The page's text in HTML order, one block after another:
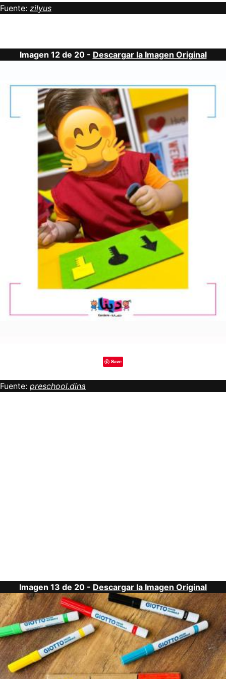
Fuente: zilyus
Imagen 12 de 20 - Descargar la Imagen Original
Save
Fuente: preschool.dina
Imagen 13 de 20 - Descargar la Imagen Original